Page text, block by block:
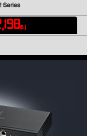
Series
฿ ]